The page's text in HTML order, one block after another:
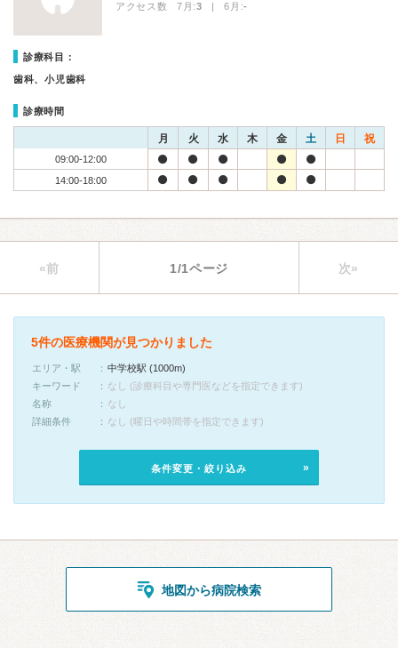
アクセス数 7月:3 | 6月:-
診療科目：
歯科、小児歯科
診療時間
月 火 水 木 金 土 日 祝
09:00-12:00
14:00-18:00
«前 1/1ページ 次»
5件の医療機関が見つかりました
エリア・駅
中学校駅 (1000m)
キーワード
なし (診療科目や専門医などを指定できます)
名称
なし
詳細条件
なし (曜日や時間帯を指定できます)
条件変更・絞り込み
地図から病院検索